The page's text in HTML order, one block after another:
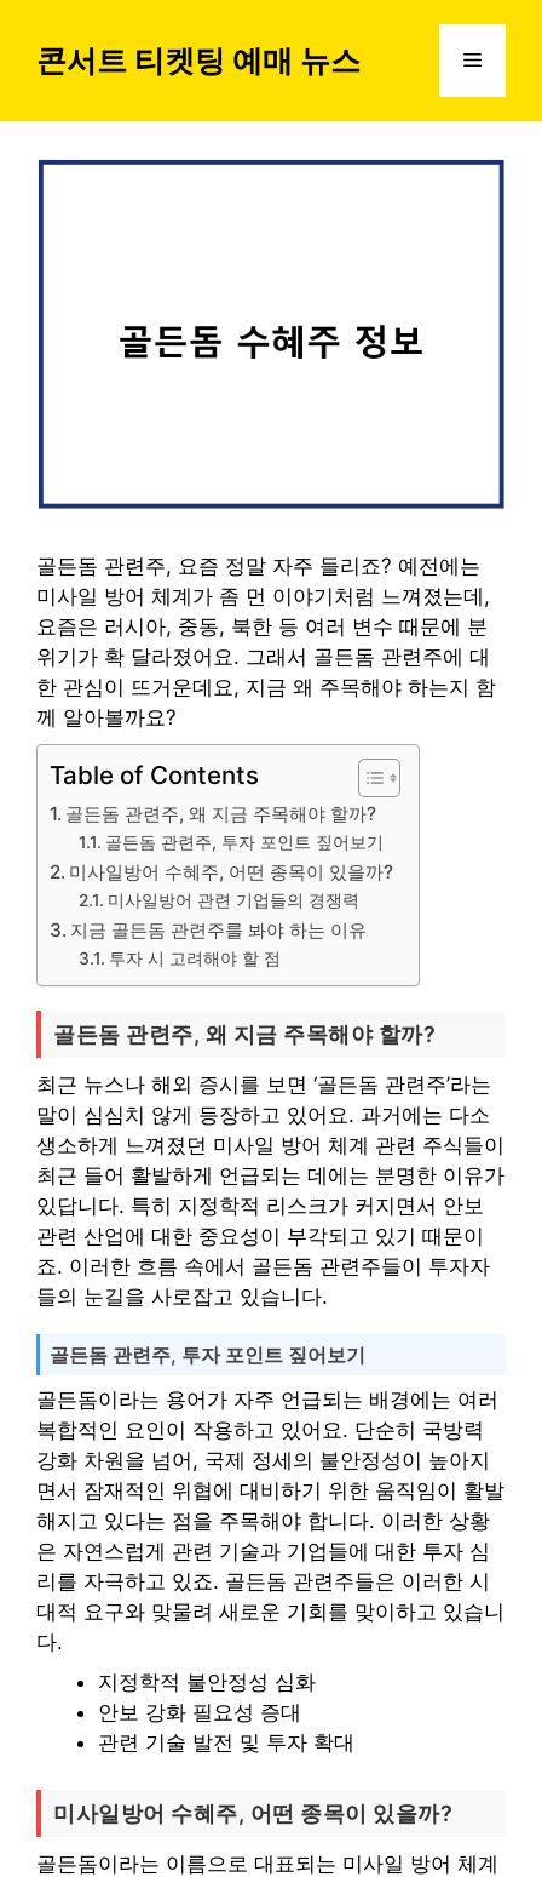
콘서트 티켓팅 예매 뉴스 메
골든돔 관련주, 요즘 정말 자주 들리죠? 예전에는
미사일 방어 체계가 좀 먼 이야기처럼 느껴졌는데,
요즘은 러시아, 중동, 북한 등 여러 변수 때문에 분
위기가 확 달라졌어요. 그래서 골든돔 관련주에 대
한 관심이 뜨거운데요, 지금 왜 주목해야 하는지 함
께 알아볼까요?
Table of Contents
골든돔 관련주, 왜 지금 주목해야 할까?
골든돔 관련주, 투자 포인트 짚어보기
미사일방어 수혜주, 어떤 종목이 있을까?
미사일방어 관련 기업들의 경쟁력
지금 골든돔 관련주를 봐야 하는 이유
투자 시 고려해야 할 점
골든돔 관련주, 왜 지금 주목해야 할까?
최근 뉴스나 해외 증시를 보면 ‘골든돔 관련주’라는
말이 심심치 않게 등장하고 있어요. 과거에는 다소
생소하게 느껴졌던 미사일 방어 체계 관련 주식들이
최근 들어 활발하게 언급되는 데에는 분명한 이유가
있답니다. 특히 지정학적 리스크가 커지면서 안보
관련 산업에 대한 중요성이 부각되고 있기 때문이
죠. 이러한 흐름 속에서 골든돔 관련주들이 투자자
들의 눈길을 사로잡고 있습니다.
골든돔 관련주, 투자 포인트 짚어보기
골든돔이라는 용어가 자주 언급되는 배경에는 여러
복합적인 요인이 작용하고 있어요. 단순히 국방력
강화 차원을 넘어, 국제 정세의 불안정성이 높아지
면서 잠재적인 위협에 대비하기 위한 움직임이 활발
해지고 있다는 점을 주목해야 합니다. 이러한 상황
은 자연스럽게 관련 기술과 기업들에 대한 투자 심
리를 자극하고 있죠. 골든돔 관련주들은 이러한 시
대적 요구와 맞물려 새로운 기회를 맞이하고 있습니
다.
지정학적 불안정성 심화
안보 강화 필요성 증대
관련 기술 발전 및 투자 확대
미사일방어 수혜주, 어떤 종목이 있을까?
골든돔이라는 이름으로 대표되는 미사일 방어 체계